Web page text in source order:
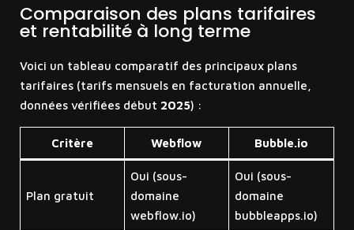
Comparaison des plans tarifaires
et rentabilité à long terme
Voici un tableau comparatif des principaux plans
tarifaires (tarifs mensuels en facturation annuelle,
données vérifiées début 2025) :
Critère Webflow Bubble.io
Plan gratuit
Oui (sous-
domaine
webflow.io)
Oui (sous-
domaine
bubbleapps.io)